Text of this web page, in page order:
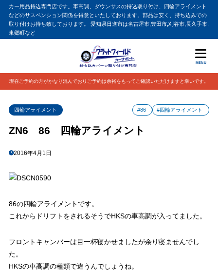
カー用品持込専門店です。車高調、ダウンサスの持込取り付け、四輪アライメント
などのサスペンション関係を得意といたしております。部品は安く、持ち込みでの
取り付けお待ち致しております。 愛知県日進市は名古屋市,豊田市,刈谷市,長久手市,
東郷町など
MENU
現在ご予約の方がかなり混んでおりご予約は余裕をもってご確認いただけますと幸いです。
四輪アライメント #86 #四輪アライメント
ZN6 86 四輪アライメント
2016年4月1日
86の四輪アライメントです。
これからドリフトをされるそうでHKSの車高調が入ってました。
フロントキャンバーは目一杯寝かせましたが余り寝ませんでし
た。
HKSの車高調の種類で違うんでしょうね。